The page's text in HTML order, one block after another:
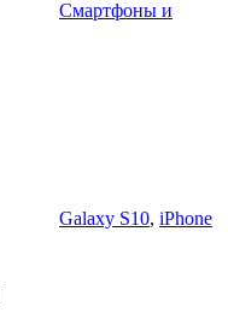
Смартфоны и
Galaxy S10, iPhone